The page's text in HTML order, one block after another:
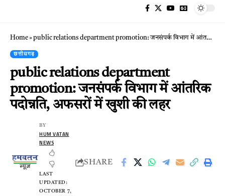
Home»public relations department promotion: जनसंपर्क विभाग में आंतरिक पदोन्नति, अफसरों में खुशी की लहर
छत्तीसगढ़
public relations department
promotion: जनसंपर्क विभाग में आंतरिक
पदोन्नति, अफसरों में खुशी की लहर
LAST
UPDATED:
OCTOBER 7,
BY
HUM VATAN
NEWS
SHARE